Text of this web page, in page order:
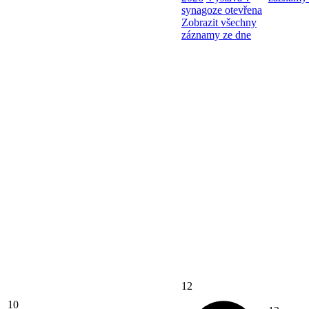
synagoze otevřena
Zobrazit všechny
záznamy ze dne
10
12